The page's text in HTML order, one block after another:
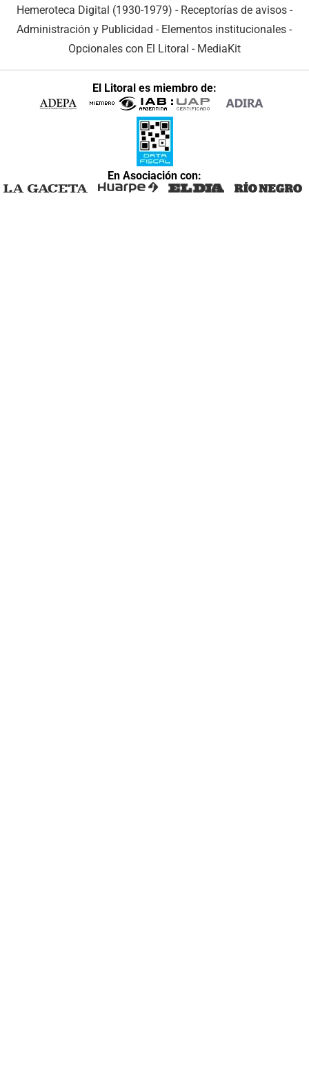
Hemeroteca Digital (1930-1979) - Receptorías de avisos -
Administración y Publicidad - Elementos institucionales -
Opcionales con El Litoral - MediaKit
El Litoral es miembro de:
En Asociación con: